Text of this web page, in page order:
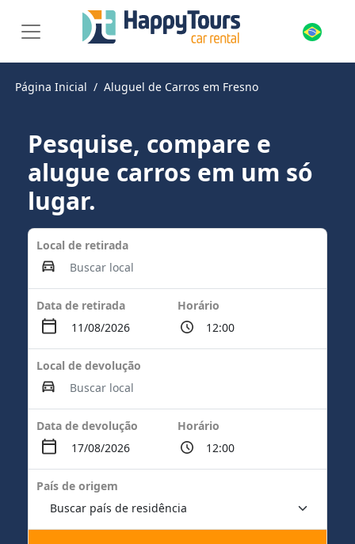
Página Inicial Aluguel de Carros em Fresno
Pesquise, compare e
alugue carros em um só
lugar.
Local de retirada
Data de retirada Horário
Local de devolução
Data de devolução Horário
País de origem